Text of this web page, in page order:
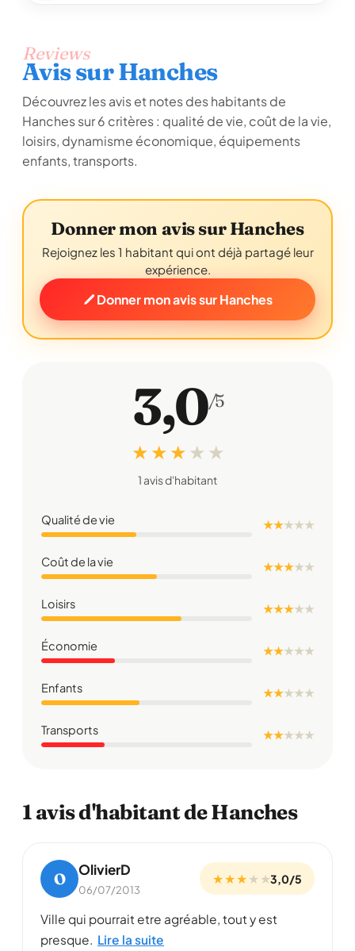
Reviews
Avis sur Hanches
Découvrez les avis et notes des habitants de
Hanches sur 6 critères : qualité de vie, coût de la vie,
loisirs, dynamisme économique, équipements
enfants, transports.
Donner mon avis sur Hanches
Rejoignez les 1 habitant qui ont déjà partagé leur
expérience.
Donner mon avis sur Hanches
3,0/5
★ ★ ★ ★ ★
1 avis d'habitant
Qualité de vie ★ ★★★★
Coût de la vie ★ ★ ★★★
Loisirs ★ ★ ★★★
Économie ★ ★★★★
Enfants ★ ★★★★
Transports ★ ★★★★
1 avis d'habitant de Hanches
O OlivierD
06/07/2013
★ ★ ★★ ★3,0/5
Ville qui pourrait etre agréable, tout y est
presque. Lire la suite